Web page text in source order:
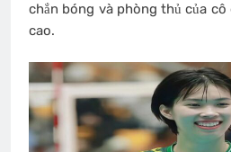
chắn bóng và phòng thủ của
cao.